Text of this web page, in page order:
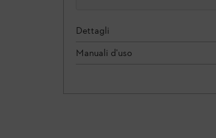
Dettagli
Manuali d'uso